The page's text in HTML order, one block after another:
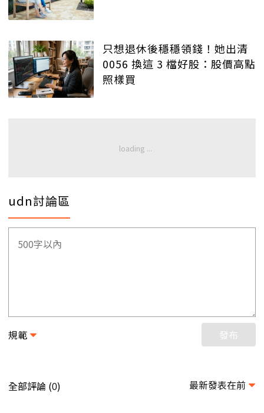
只想退休後穩穩領錢！她出清
0056 換這 3 檔好股：股價高點
照樣買
udn討論區
規範 發布
全部評論 (0) 最新發表在前